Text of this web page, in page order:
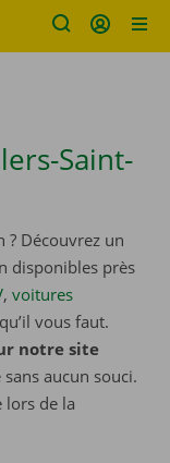
Saint-
? Découvrez un
disponibles près
, voitures
vous faut.
notre site
aucun souci.
lors de la